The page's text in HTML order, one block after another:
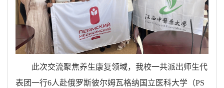
此次交流聚焦养生康复领域， 我校一共派出师生代
表团一行6人赴俄罗斯彼尔姆瓦格纳国立医科大学（PS